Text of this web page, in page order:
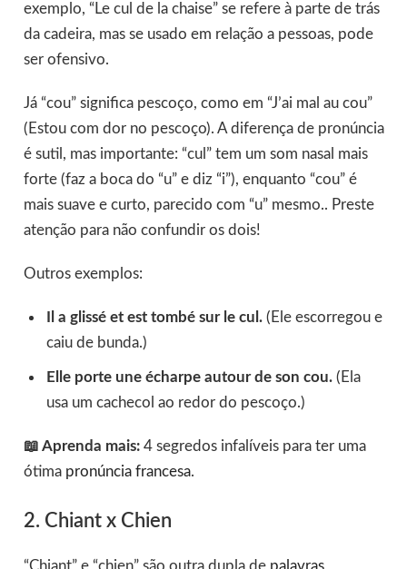
exemplo, “Le cul de la chaise” se refere à parte de trás
da cadeira, mas se usado em relação a pessoas, pode
ser ofensivo.
Já “cou” significa pescoço, como em “J’ai mal au cou”
(Estou com dor no pescoço). A diferença de pronúncia
é sutil, mas importante: “cul” tem um som nasal mais
forte (faz a boca do “u” e diz “i”), enquanto “cou” é
mais suave e curto, parecido com “u” mesmo.. Preste
atenção para não confundir os dois!
Outros exemplos:
Il a glissé et est tombé sur le cul.(Ele escorregou e
caiu de bunda.)
Elle porte une écharpe autour de son cou. (Ela
usa um cachecol ao redor do pescoço.)
📖 Aprenda mais:4 segredos infalíveis para ter uma
ótima pronúncia francesa.
2. Chiant x Chien
“Chiant” e “chien” são outra dupla de palavras